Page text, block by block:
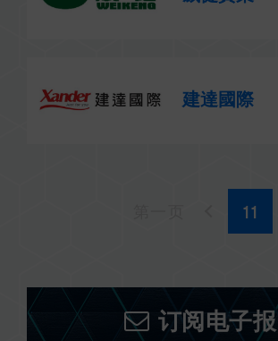
建達國際
订阅电子报